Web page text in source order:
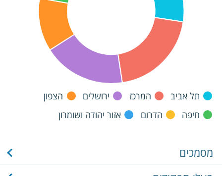
תל אביב המרכז ירושלים
הצפון
חיפה
הדרום אזור יהודה ושומרון
מסמכים